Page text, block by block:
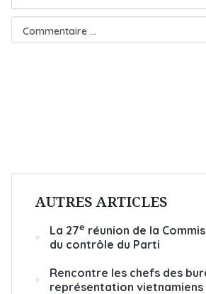
AUTRES ARTICLES
La 27e réunion de la
du contrôle du Parti
Rencontre les chefs des
représentation